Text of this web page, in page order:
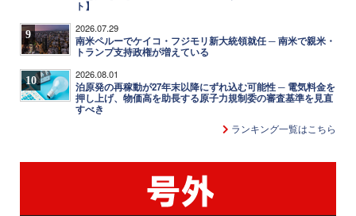
ト】
9 2026.07.29
南米ペルーでケイコ・フジモリ新大統領就任 ─ 南米で親米・
トランプ支持政権が増えている
10 2026.08.01
泊原発の再稼動が27年末以降にずれ込む可能性 ─ 電気料金を
押し上げ、物価高を助長する原子力規制委の審査基準を見直
すべき
ランキング一覧はこちら